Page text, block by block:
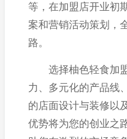
等，在加盟店开业初
案和营销活动策划，
路。
选择柚色轻食加盟
力、多元化的产品线
的店面设计与装修以
优势将为您的创业之